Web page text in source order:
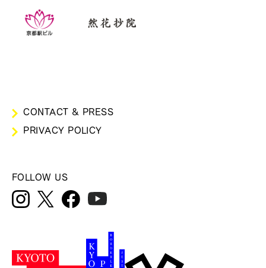
CONTACT & PRESS
PRIVACY POLICY
FOLLOW US